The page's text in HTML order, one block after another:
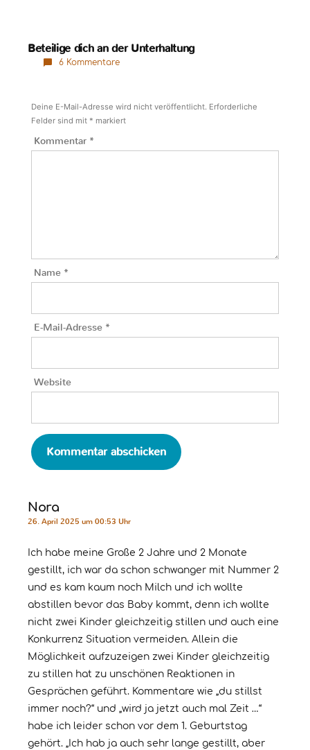
Beteilige dich an der Unterhaltung
6 Kommentare
Deine E-Mail-Adresse wird nicht veröffentlicht. Erforderliche
Felder sind mit * markiert
Kommentar *
Name *
E-Mail-Adresse *
Website
Nora
26. April 2025 um 00:53 Uhr
Ich habe meine Große 2 Jahre und 2 Monate
gestillt, ich war da schon schwanger mit Nummer 2
und es kam kaum noch Milch und ich wollte
abstillen bevor das Baby kommt, denn ich wollte
nicht zwei Kinder gleichzeitig stillen und auch eine
Konkurrenz Situation vermeiden. Allein die
Möglichkeit aufzuzeigen zwei Kinder gleichzeitig
zu stillen hat zu unschönen Reaktionen in
Gesprächen geführt. Kommentare wie „du stillst
immer noch?“ und „wird ja jetzt auch mal Zeit …“
habe ich leider schon vor dem 1. Geburtstag
gehört. „Ich hab ja auch sehr lange gestillt, aber